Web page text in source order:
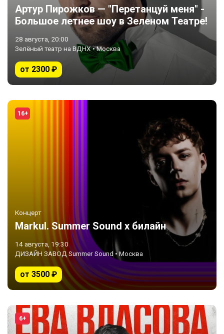
Артур Пирожков — "Перетанцуй меня" -
Большое летнее шоу в Зеленом Театре!
28 августа, 20:00
Зелёный театр на ВДНХ • Москва
от 2300 ₽
16+
Концерт
Markul. Summer Sound х билайн
14 августа, 19:30
ДИЗАЙН ЗАВОД Summer Sound • Москва
от 3500 ₽
6+